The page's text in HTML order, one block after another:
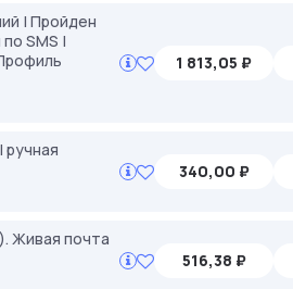
| Пройден
SMS |
1 813,05 ₽
340,00 ₽
Живая почта
516,38 ₽